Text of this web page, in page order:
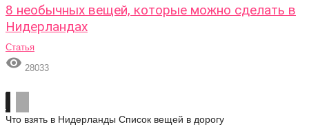
8 необычных вещей, которые можно сделать в
Нидерландах
Статья
 28033
Что взять в Нидерланды Список вещей в дорогу